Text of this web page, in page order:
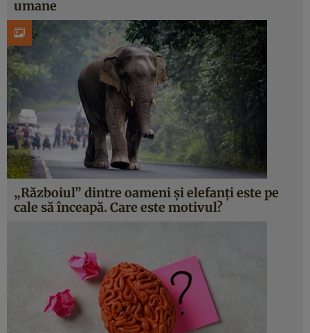
umane
„Războiul” dintre oameni și elefanți este pe
cale să înceapă. Care este motivul?